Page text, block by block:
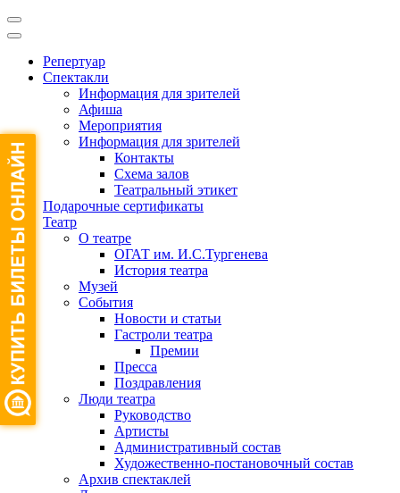
Репертуар
Спектакли
Информация для зрителей
Афиша
Мероприятия
Информация для зрителей
Контакты
Схема залов
Театральный этикет
Подарочные сертификаты
Театр
О театре
ОГАТ им. И.С.Тургенева
История театра
Музей
События
Новости и статьи
Гастроли театра
Премии
Пресса
Поздравления
Люди театра
Руководство
Артисты
Административный состав
Художественно-постановочный состав
Архив спектаклей